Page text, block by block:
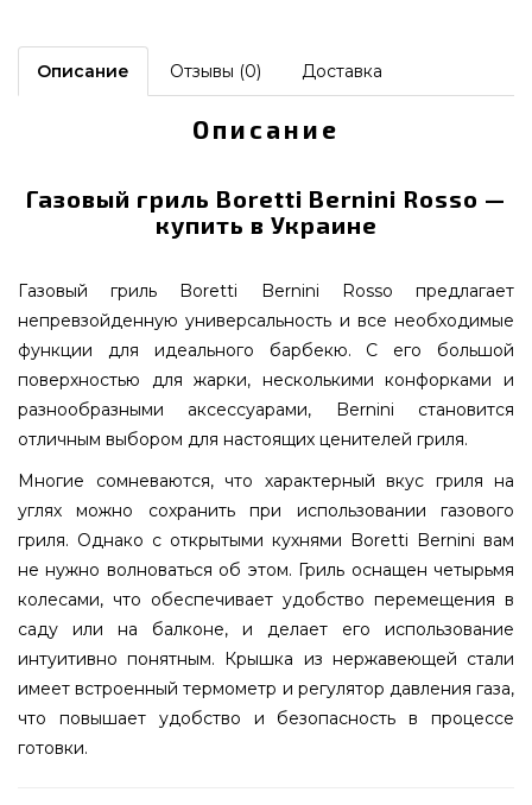
Описание Отзывы (0) Доставка
Описание
Газовый гриль Boretti Bernini Rosso —
купить в Украине
Газовый гриль Boretti Bernini Rosso предлагает
непревзойденную универсальность и все необходимые
функции для идеального барбекю. С его большой
поверхностью для жарки, несколькими конфорками и
разнообразными аксессуарами, Bernini становится
отличным выбором для настоящих ценителей гриля.
Многие сомневаются, что характерный вкус гриля на
углях можно сохранить при использовании газового
гриля. Однако с открытыми кухнями Boretti Bernini вам
не нужно волноваться об этом. Гриль оснащен четырьмя
колесами, что обеспечивает удобство перемещения в
саду или на балконе, и делает его использование
интуитивно понятным. Крышка из нержавеющей стали
имеет встроенный термометр и регулятор давления газа,
что повышает удобство и безопасность в процессе
готовки.